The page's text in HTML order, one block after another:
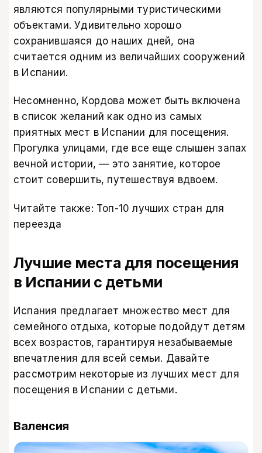
являются популярными туристическими
объектами. Удивительно хорошо
сохранившаяся до наших дней, она
считается одним из величайших сооружений
в Испании.
Несомненно, Кордова может быть включена
в список желаний как одно из самых
приятных мест в Испании для посещения.
Прогулка улицами, где все еще слышен запах
вечной истории, — это занятие, которое
стоит совершить, путешествуя вдвоем.
Читайте также: Топ-10 лучших стран для
переезда
Лучшие места для посещения
в Испании с детьми
Испания предлагает множество мест для
семейного отдыха, которые подойдут детям
всех возрастов, гарантируя незабываемые
впечатления для всей семьи. Давайте
рассмотрим некоторые из лучших мест для
посещения в Испании с детьми.
Валенсия